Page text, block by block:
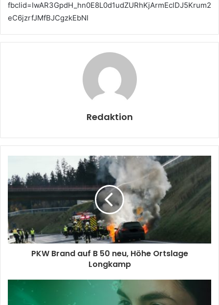
fbclid=IwAR3GpdH_hn0E8L0d1udZURhKjArmEclDJ5Krum2
eC6jzrfJMfBJCgzkEbNI
Redaktion
PKW Brand auf B 50 neu, Höhe Ortslage
Longkamp